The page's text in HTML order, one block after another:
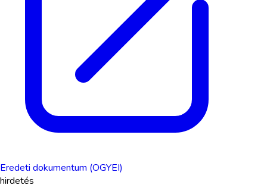
Eredeti dokumentum (OGYEI)
hirdetés